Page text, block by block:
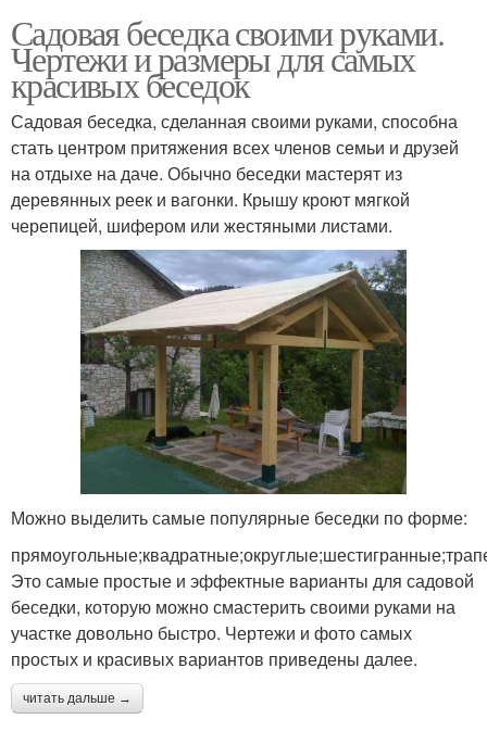
Садовая беседка своими руками.
Чертежи и размеры для самых
красивых беседок
Садовая беседка, сделанная своими руками, способна
стать центром притяжения всех членов семьи и друзей
на отдыхе на даче. Обычно беседки мастерят из
деревянных реек и вагонки. Крышу кроют мягкой
черепицей, шифером или жестяными листами.
Можно выделить самые популярные беседки по форме:
Это самые простые и эффектные варианты для садовой
беседки, которую можно смастерить своими руками на
участке довольно быстро. Чертежи и фото самых
простых и красивых вариантов приведены далее.
читать дальше →